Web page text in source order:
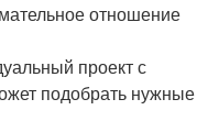
отношение
проект с
подобрать нужные